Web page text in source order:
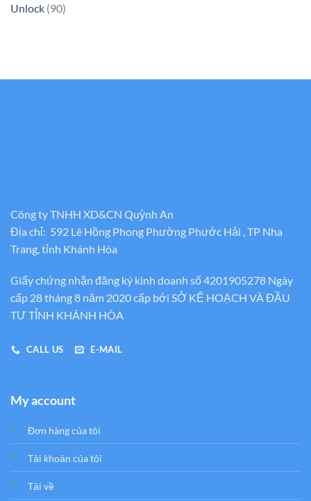
Unlock (90)
Công ty TNHH XD&CN Quỳnh An
Địa chỉ: 592 Lê Hồng Phong Phường Phước Hải , TP Nha
Trang, tỉnh Khánh Hòa
Giấy chứng nhận đăng ký kinh doanh số 4201905278 Ngày
cấp 28 tháng 8 năm 2020 cấp bới SỞ KẾ HOẠCH VÀ ĐẦU
TƯ TỈNH KHÁNH HÒA
CALL US E-MAIL
My account
Đơn hàng của tôi
Tải khoản của tôi
Tải về